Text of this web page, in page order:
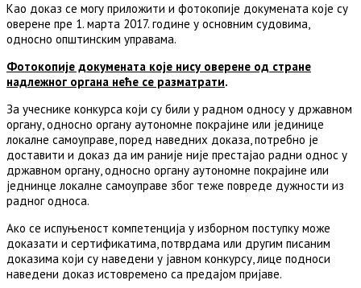
Као доказ се могу приложити и фотокопије докумената које су
оверене пре 1. марта 2017. године у основним судовима,
односно општинским управама.
Фотокопије докумената које нису оверене од стране
надлежног органа неће се разматрати.
За учеснике конкурса који су били у радном односу у државном
органу, односно органу аутономне покрајине или јединице
локалне самоуправе, поред наведних доказа, потребно је
доставити и доказ да им раније није престајао радни однос у
државном органу, односно органу аутономне покрајине или
једнинце локалне самоуправе због теже повреде дужности из
радног односа.
Ако се испуњеност компетенција у изборном поступку може
доказати и сертификатима, потврдама или другим писаним
доказима који су наведени у јавном конкурсу, лице подноси
наведени доказ истовремено са предајом пријаве.